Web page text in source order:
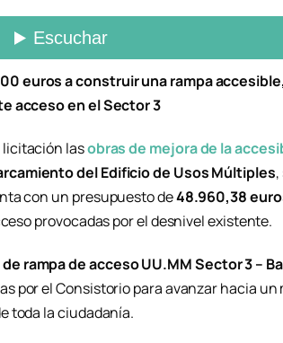
euros a construir una rampa
acceso en el Sector 3
licitación lasobras de mejora de la
del Edificio de Usos Múltiples
con un presupuesto de48.960,38
provocadas por el desnivel existente.
rampa de acceso UU.MM Sector 3 –
por el Consistorio para avanzar hacia
toda la ciudadanía.